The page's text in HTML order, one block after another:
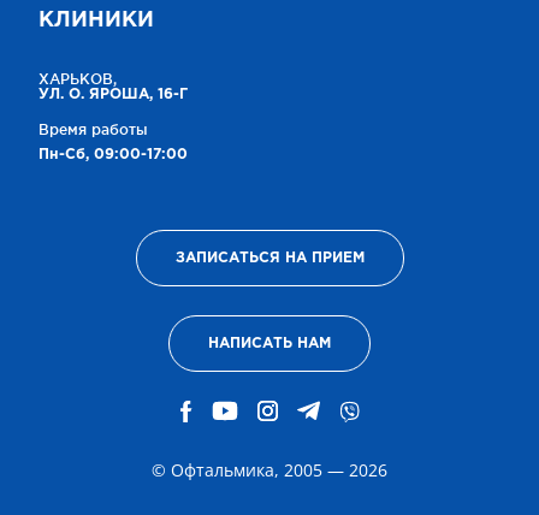
КЛИНИКИ
ХАРЬКОВ,
УЛ. О. ЯРОША, 16-Г
Время работы
Пн-Сб, 09:00-17:00
ЗАПИСАТЬСЯ НА ПРИЕМ
НАПИСАТЬ НАМ
© Офтальмика, 2005 — 2026